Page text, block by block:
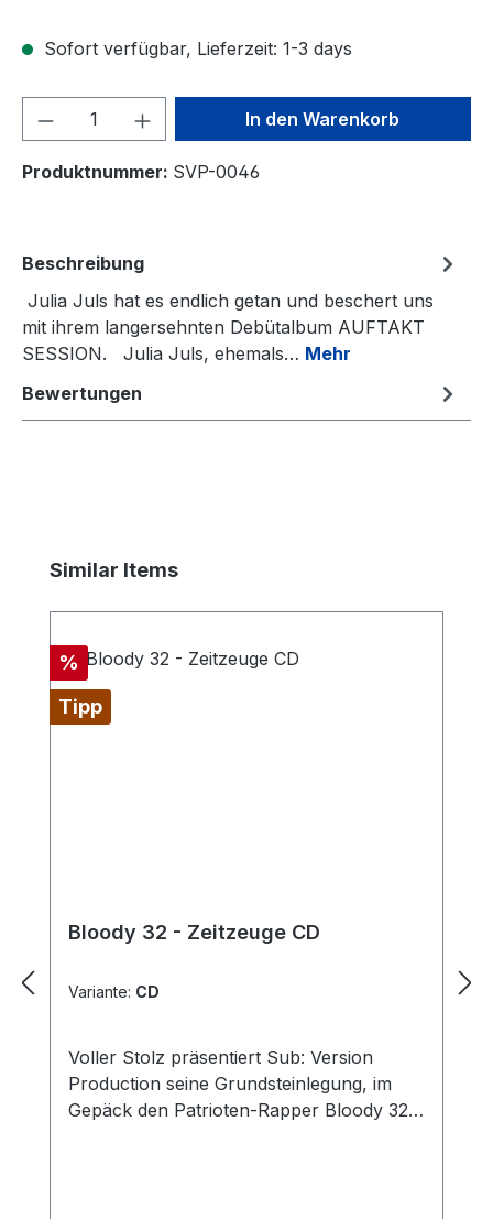
Sofort verfügbar, Lieferzeit: 1-3 days
Produkt Anzahl: Gib denIn den Warenkorb
Produktnummer: SVP-0046
Beschreibung
Julia Juls hat es endlich getan und beschert uns
mit ihrem langersehnten Debütalbum AUFTAKT
SESSION. Julia Juls, ehemals… Mehr
Bewertungen
Produktgalerie überspringen
Similar Items
Rabatt
%
Tipp
Bloody 32 - Zeitzeuge CD
Variante: CD
Voller Stolz präsentiert Sub: Version
Production seine Grundsteinlegung, im
Gepäck den Patrioten-Rapper Bloody 32